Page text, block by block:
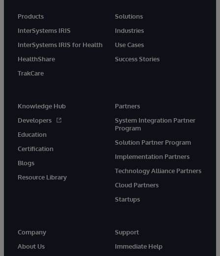
Products
InterSystems IRIS
InterSystems IRIS for Health
HealthShare
TrakCare
Solutions
Industries
Use Cases
Success Stories
Knowledge Hub
Developers
Education
Certification
Blogs
Resource Library
Partners
System Integration Partner
Program
Solution Partner Program
Implementation Partners
Technology Alliance Partners
Cloud Partners
Startups
Company
About Us
Support
Immediate Help